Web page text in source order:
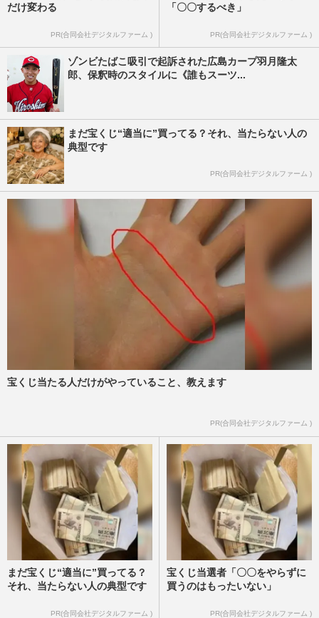
だけ変わる
PR(合同会社デジタルファーム )
「〇〇するべき」
PR(合同会社デジタルファーム )
ゾンビたばこ吸引で起訴された広島カープ羽月隆太
郎、保釈時のスタイルに《誰もスーツ...
まだ宝くじ“適当に”買ってる？それ、当たらない人の
典型です
PR(合同会社デジタルファーム )
宝くじ当たる人だけがやっていること、教えます
PR(合同会社デジタルファーム )
まだ宝くじ“適当に”買ってる？
それ、当たらない人の典型です
PR(合同会社デジタルファーム )
宝くじ当選者「〇〇をやらずに
買うのはもったいない」
PR(合同会社デジタルファーム )